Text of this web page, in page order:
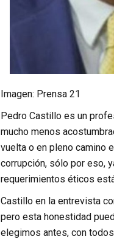
Imagen: Prensa 21
Pedro Castillo es un
mucho menos
vuelta o en pleno camino
corrupción, sólo por eso,
requerimientos éticos
Castillo en la entrevista
pero esta honestidad
elegimos antes, con